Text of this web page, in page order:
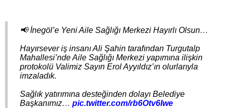
📢 İnegöl’e Yeni Aile Sağlığı Merkezi Hayırlı Olsun…
Hayırsever iş insanı Ali Şahin tarafından Turgutalp
Mahallesi’nde Aile Sağlığı Merkezi yapımına ilişkin
protokolü Valimiz Sayın Erol Ayyıldız’ın olurlarıyla
imzaladık.
Sağlık yatırımına desteğinden dolayı Belediye
Başkanımız… pic.twitter.com/rb6Otv6Iwe